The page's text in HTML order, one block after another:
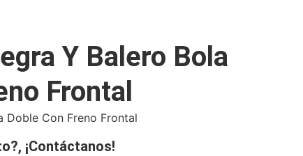
Y Balero Bola
Frontal
Doble Con Freno Frontal
¡Contáctanos!